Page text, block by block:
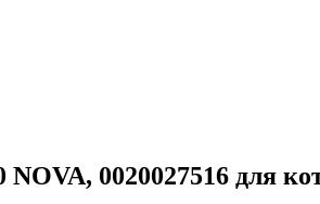
0020027516 для